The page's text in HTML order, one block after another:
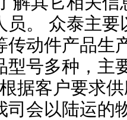
员。 众泰主
传动件产品生
型号多种，主
据客户要求
司会以陆运的